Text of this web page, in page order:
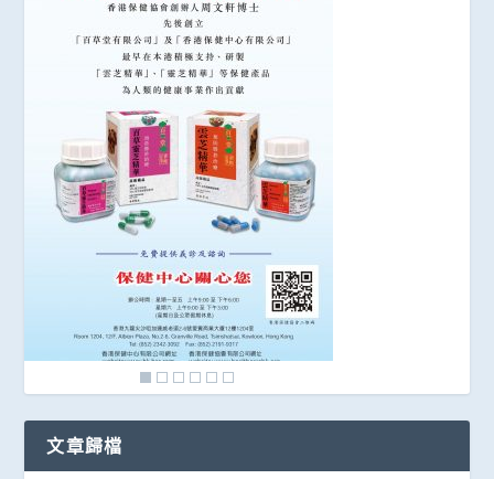
文章歸檔